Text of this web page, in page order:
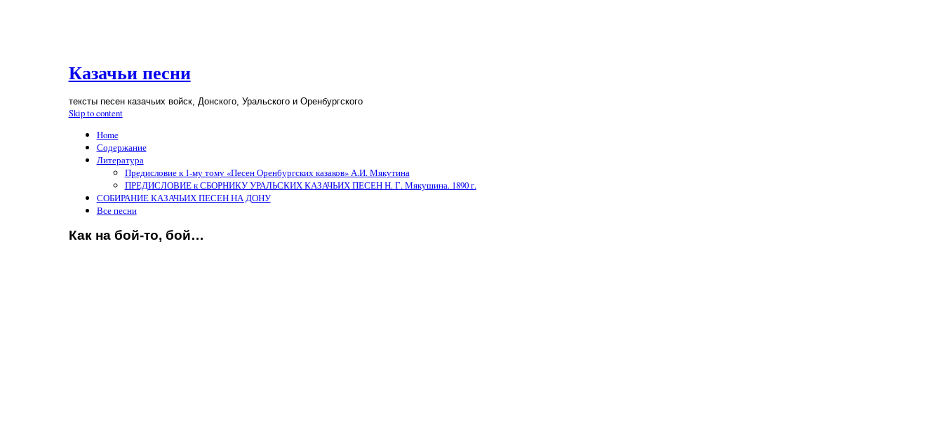
Казачьи песни
тексты песен казачьих войск, Донского, Уральского и Оренбургского
Skip to content
Home
Содержание
Литература
Предисловие к 1-му тому «Песен Оренбургских казаков» А.И. Мякутина
ПРЕДИСЛОВИЕ к СБОРНИКУ УРАЛЬСКИХ КАЗАЧЬИХ ПЕСЕН Н. Г. Мякушина. 1890 г.
СОБИРАНИЕ КАЗАЧЬИХ ПЕСЕН НА ДОНУ
Все песни
Как на бой-то, бой…